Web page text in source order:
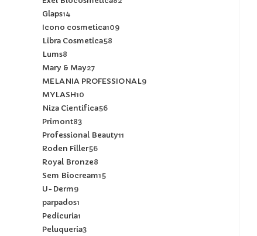
Glaps14
Icono cosmetica109
Libra Cosmetica58
Lums8
Mary & May27
MELANIA PROFESSIONAL9
MYLASH10
Niza Cientifica56
Primont83
Professional Beauty11
Roden Filler56
Royal Bronze8
Sem Biocream15
U-Derm9
parpados1
Pedicuria1
Peluqueria3